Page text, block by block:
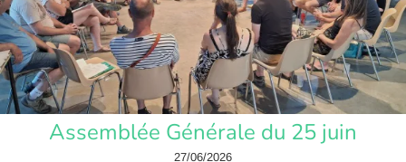
Assemblée Générale du 25 juin
27/06/2026